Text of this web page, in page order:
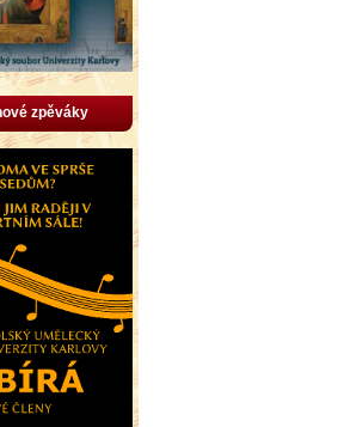
zpěváky